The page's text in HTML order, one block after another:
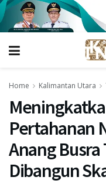
Home Kalimantan Utara
Pertahanan
Anang
Dibangun